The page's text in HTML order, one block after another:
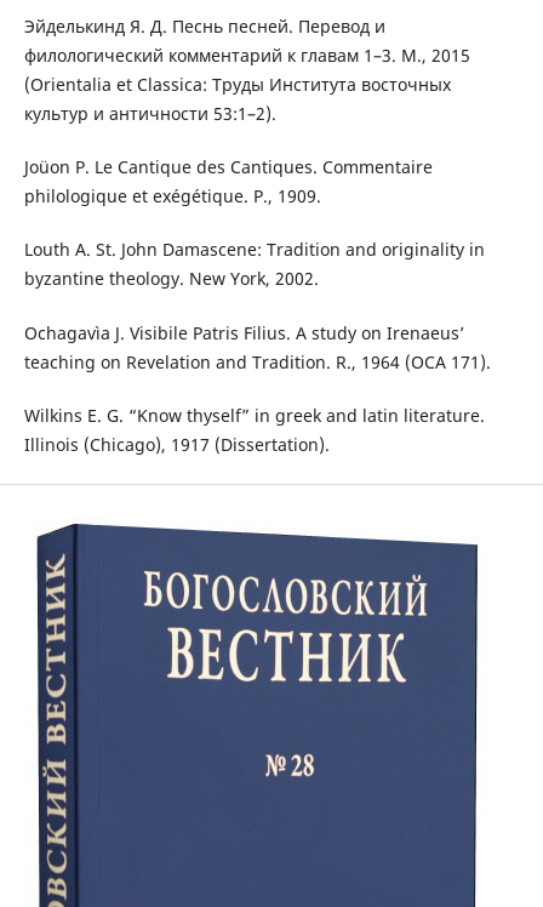
Эйделькинд Я. Д. Песнь песней. Перевод и
филологический комментарий к главам 1–3. М., 2015
(Orientalia et Classica: Труды Института восточных
культур и античности 53:1–2).
Joüon P. Le Cantique des Cantiques. Commentaire
philologique et exégétique. P., 1909.
Louth A. St. John Damascene: Tradition and originality in
byzantine theology. New York, 2002.
Ochagavìa J. Visibile Patris Filius. A study on Irenaeus’
teaching on Revelation and Tradition. R., 1964 (OCA 171).
Wilkins E. G. “Know thyself” in greek and latin literature.
Illinois (Chicago), 1917 (Dissertation).